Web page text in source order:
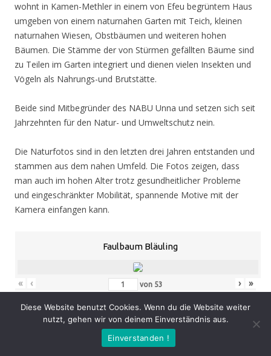
wohnt in Kamen-Methler in einem von Efeu begrüntem Haus
umgeben von einem naturnahen Garten mit Teich, kleinen
naturnahen Wiesen, Obstbäumen und weiteren hohen
Bäumen. Die Stämme der von Stürmen gefällten Bäume sind
zu Teilen im Garten integriert und dienen vielen Insekten und
Vögeln als Nahrungs-und Brutstätte.
Beide sind Mitbegründer des NABU Unna und setzen sich seit
Jahrzehnten für den Natur- und Umweltschutz nein.
Die Naturfotos sind in den letzten drei Jahren entstanden und
stammen aus dem nahen Umfeld. Die Fotos zeigen, dass
man auch im hohen Alter trotz gesundheitlicher Probleme
und eingeschränkter Mobilität, spannende Motive mit der
Kamera einfangen kann.
Faulbaum Bläuling
« ‹ von 53 › »
: Donnerstag 05.11.20, 19.00 Uhr
: 05.11. – 07.02.21, geöffnet Mo. – Do. 8.30 – 16.00 Uhr,
Diese Website benutzt Cookies. Wenn du die Website weiter
nutzt, gehen wir von deinem Einverständnis aus.
Einverstanden !